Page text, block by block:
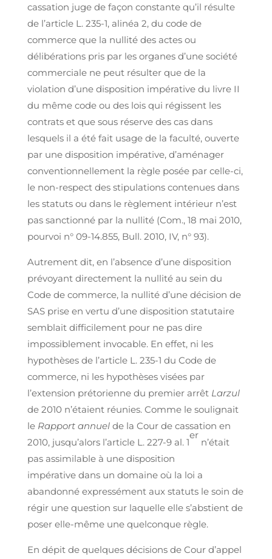
cassation juge de façon constante qu’il résulte
de l’article L. 235-1, alinéa 2, du code de
commerce que la nullité des actes ou
délibérations pris par les organes d’une société
commerciale ne peut résulter que de la
violation d’une disposition impérative du livre II
du même code ou des lois qui régissent les
contrats et que sous réserve des cas dans
lesquels il a été fait usage de la faculté, ouverte
par une disposition impérative, d’aménager
conventionnellement la règle posée par celle-ci,
le non-respect des stipulations contenues dans
les statuts ou dans le règlement intérieur n’est
pas sanctionné par la nullité (Com., 18 mai 2010,
pourvoi n° 09-14.855, Bull. 2010, IV, n° 93).
Autrement dit, en l’absence d’une disposition
prévoyant directement la nullité au sein du
Code de commerce, la nullité d’une décision de
SAS prise en vertu d’une disposition statutaire
semblait difficilement pour ne pas dire
impossiblement invocable. En effet, ni les
hypothèses de l’article L. 235-1 du Code de
commerce, ni les hypothèses visées par
l’extension prétorienne du premier arrêt Larzul
de 2010 n’étaient réunies. Comme le soulignait
le Rapport annuelde la Cour de cassation en
2010, jusqu’alors l’article L. 227-9 al. 1
er
n’était
pas assimilable à une disposition
impérative dans un domaine où la loi a
abandonné expressément aux statuts le soin de
régir une question sur laquelle elle s’abstient de
poser elle-même une quelconque règle.
En dépit de quelques décisions de Cour d’appel